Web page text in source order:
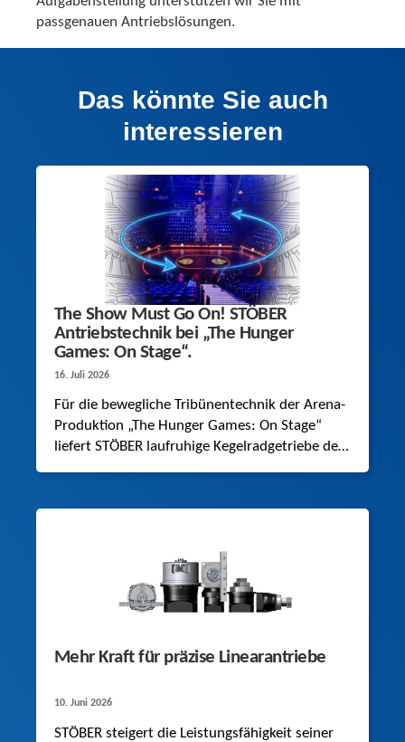
passgenauen Antriebslösungen.
Das könnte Sie auch
interessieren
The Show Must Go On! STÖBER
Antriebstechnik bei „The Hunger
Games: On Stage“.
16. Juli 2026
Für die bewegliche Tribünentechnik der Arena-
Produktion „The Hunger Games: On Stage“
liefert STÖBER laufruhige Kegelradgetriebe der
Mehr Kraft für präzise Linearantriebe
10. Juni 2026
STÖBER steigert die Leistungsfähigkeit seiner